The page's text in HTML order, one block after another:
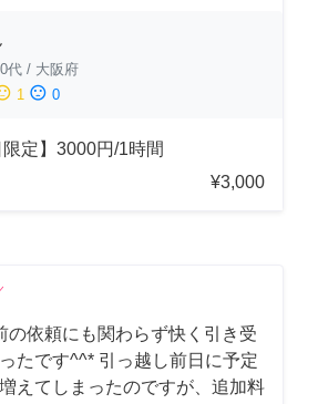
代 / 大阪府
1 sentiment_dissatisfied 0
限定】3000円/1時間
¥3,000
の依頼にも関わらず快く引き受
たです^^* 引っ越し前日に予定
えてしまったのですが、追加料